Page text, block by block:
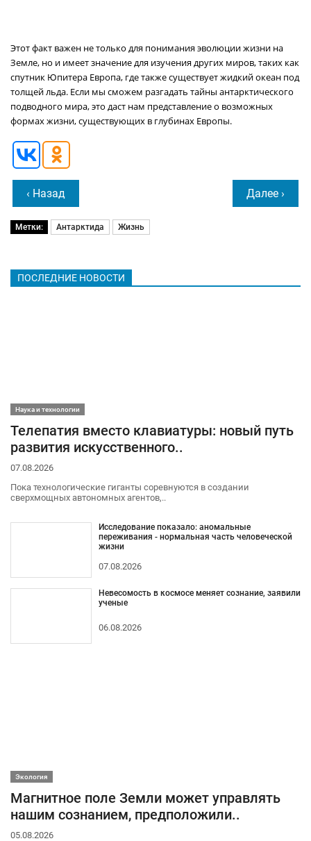
Этот факт важен не только для понимания эволюции жизни на
Земле, но и имеет значение для изучения других миров, таких как
спутник Юпитера Европа, где также существует жидкий океан под
толщей льда. Если мы сможем разгадать тайны антарктического
подводного мира, это даст нам представление о возможных
формах жизни, существующих в глубинах Европы.
‹ Назад Далее ›
Метки: Антарктида Жизнь
ПОСЛЕДНИЕ НОВОСТИ
Наука и технологии
Телепатия вместо клавиатуры: новый путь
развития искусственного..
07.08.2026
Пока технологические гиганты соревнуются в создании
сверхмощных автономных агентов,..
Исследование показало: аномальные
переживания - нормальная часть человеческой
жизни
07.08.2026
Невесомость в космосе меняет сознание, заявили
ученые
06.08.2026
Экология
Магнитное поле Земли может управлять
нашим сознанием, предположили..
05.08.2026